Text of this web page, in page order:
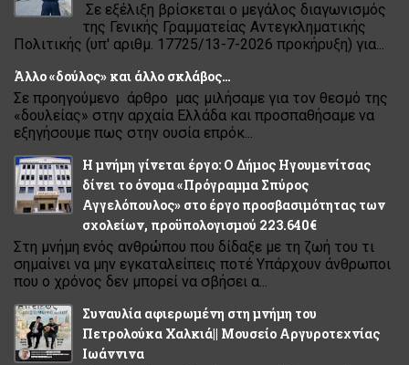
Σε εξέλιξη βρίσκεται ο μεγάλος διαγωνισμός
της Γενικής Γραμματείας Αντεγκληματικής
Πολιτικής (υπ' αριθμ. 17725/13-7-2026 προκήρυξη) για...
Άλλο «δούλος» και άλλο σκλάβος…
Σε προηγούμενο άρθρο μας μιλήσαμε για τον θεσμό της
«δουλείας» στην αρχαία Ελλάδα και προσπαθήσαμε να
εξηγήσουμε πως στην ουσία επρόκ...
Η μνήμη γίνεται έργο: Ο Δήμος Ηγουμενίτσας
δίνει το όνομα «Πρόγραμμα Σπύρος
Αγγελόπουλος» στο έργο προσβασιμότητας των
σχολείων, προϋπολογισμού 223.640€
Στη μνήμη ενός ανθρώπου που δίδαξε με τη ζωή του τι
σημαίνει να μην εγκαταλείπεις ποτέ Υπάρχουν άνθρωποι
που ο χρόνος δεν μπορεί να σβήσει α...
Συναυλία αφιερωμένη στη μνήμη του
Πετρολούκα Χαλκιά|| Μουσείο Αργυροτεχνίας
Ιωάννινα